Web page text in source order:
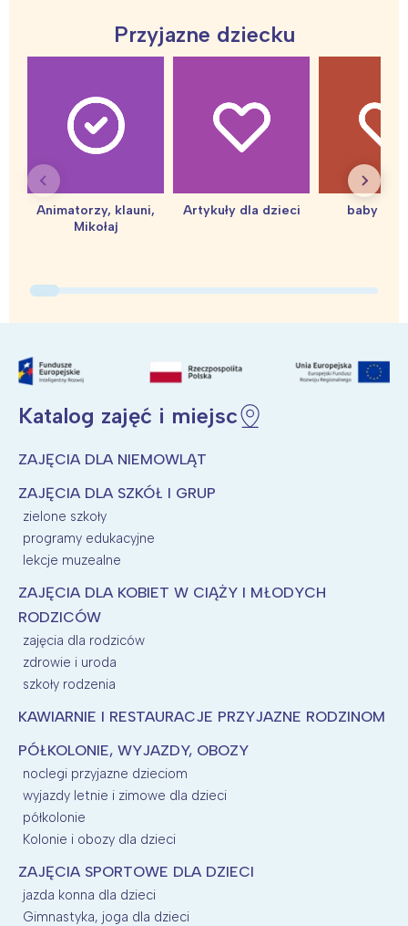
Przyjazne dziecku
Animatorzy, klauni,
Mikołaj
Artykuły dla dzieci baby
Katalog zajęć i miejsc
ZAJĘCIA DLA NIEMOWLĄT
ZAJĘCIA DLA SZKÓŁ I GRUP
zielone szkoły
programy edukacyjne
lekcje muzealne
ZAJĘCIA DLA KOBIET W CIĄŻY I MŁODYCH
RODZICÓW
zajęcia dla rodziców
zdrowie i uroda
szkoły rodzenia
KAWIARNIE I RESTAURACJE PRZYJAZNE RODZINOM
PÓŁKOLONIE, WYJAZDY, OBOZY
noclegi przyjazne dzieciom
wyjazdy letnie i zimowe dla dzieci
półkolonie
Kolonie i obozy dla dzieci
ZAJĘCIA SPORTOWE DLA DZIECI
jazda konna dla dzieci
Gimnastyka, joga dla dzieci